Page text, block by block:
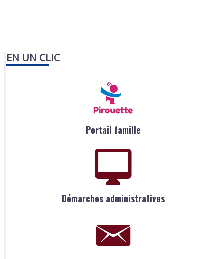
EN UN CLIC
Portail famille
Démarches administratives